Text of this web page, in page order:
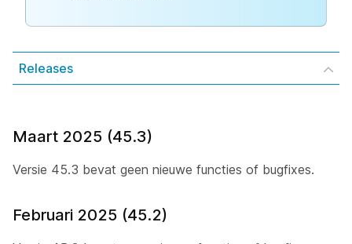
Releases
Maart 2025 (45.3)
Versie 45.3 bevat geen nieuwe functies of bugfixes.
Februari 2025 (45.2)